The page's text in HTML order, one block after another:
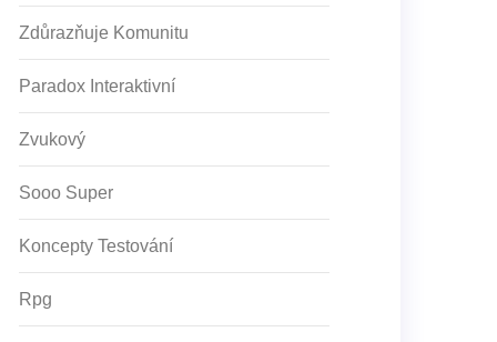
Zdůrazňuje Komunitu
Paradox Interaktivní
Zvukový
Sooo Super
Koncepty Testování
Rpg